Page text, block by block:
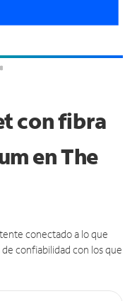
con fibra
en The
conectado a lo que
confiabilidad con los que